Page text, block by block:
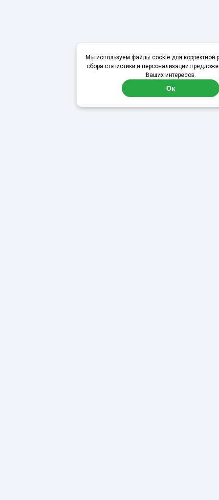
Мы используем файлы cookie для корректной
сбора статистики и персонализации
Ваших интересов.
Ок